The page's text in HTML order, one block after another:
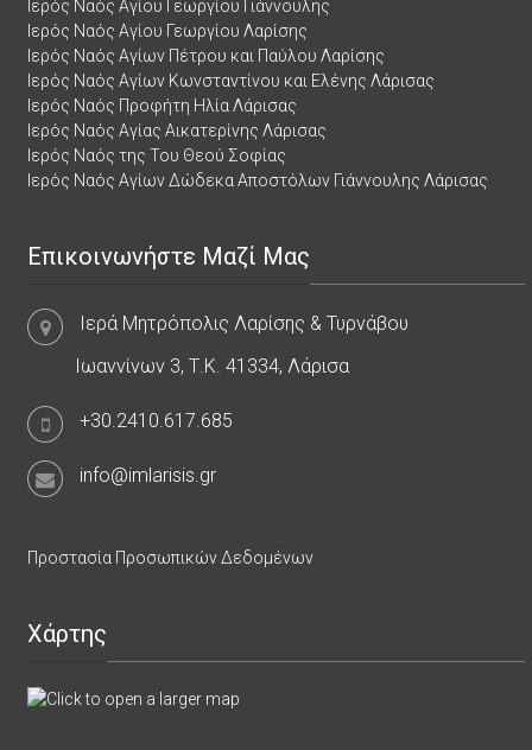
Ιερός Ναός Αγίου Γεωργίου Γιάννουλης
Ιερός Ναός Αγίου Γεωργίου Λαρίσης
Ιερός Ναός Αγίων Πέτρου και Παύλου Λαρίσης
Ιερός Ναός Αγίων Κωνσταντίνου και Ελένης Λάρισας
Ιερός Ναός Προφήτη Ηλία Λάρισας
Ιερός Ναός Αγίας Αικατερίνης Λάρισας
Ιερός Ναός της Του Θεού Σοφίας
Ιερός Ναός Αγίων Δώδεκα Αποστόλων Γιάννουλης Λάρισας
Επικοινωνήστε Μαζί Μας
Ιερά Μητρόπολις Λαρίσης & Τυρνάβου
Ιωαννίνων 3, Τ.Κ. 41334, Λάρισα
+30.2410.617.685
info@imlarisis.gr
Προστασία Προσωπικών Δεδομένων
Χάρτης